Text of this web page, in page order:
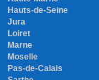
Hauts-de-Seine
Jura
Loiret
Marne
Moselle
Pas-de-Calais